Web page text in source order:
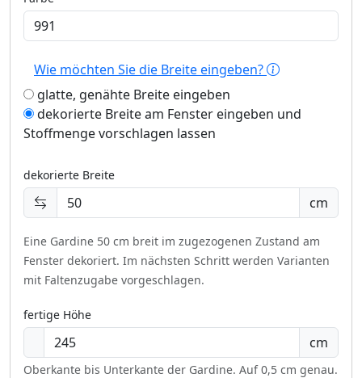
Wie möchten Sie die Breite eingeben?
glatte, genähte Breite eingeben
dekorierte Breite am Fenster eingeben und
Stoffmenge vorschlagen lassen
dekorierte Breite
cm
Eine Gardine 50 cm breit im zugezogenen Zustand am
Fenster dekoriert. Im nächsten Schritt werden Varianten
mit Faltenzugabe vorgeschlagen.
fertige Höhe
cm
Oberkante bis Unterkante der Gardine. Auf 0,5 cm genau.